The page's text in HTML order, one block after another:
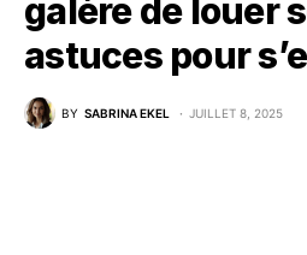
galère de louer
astuces pour
BY SABRINA EKEL JUILLET 8, 2025